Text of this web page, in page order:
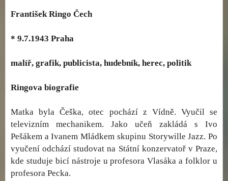
František Ringo Čech
* 9.7.1943 Praha
malíř, grafik, publicista, hudebník, herec, politik
Ringova biografie
Matka byla Češka, otec pochází z Vídně. Vyučil se
televizním mechanikem. Jako učeň zakládá s Ivo
Pešákem a Ivanem Mládkem skupinu Storywille Jazz. Po
vyučení odchází studovat na Státní konzervatoř v Praze,
kde studuje bicí nástroje u profesora Vlasáka a folklor u
profesora Pecka.